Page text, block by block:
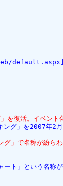
を復活。イベント
グ」を2007年2
」で名称が紛ら
ト」という名称が